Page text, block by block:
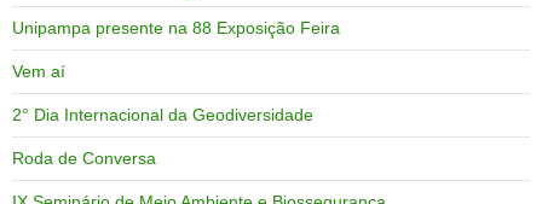
Unipampa presente na 88 Exposição Feira
Vem aí
2° Dia Internacional da Geodiversidade
Roda de Conversa